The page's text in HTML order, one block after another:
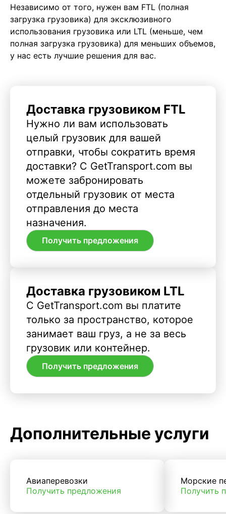
Независимо от того, нужен вам FTL (полная
загрузка грузовика) для эксклюзивного
использования грузовика или LTL (меньше, чем
полная загрузка грузовика) для меньших объемов,
у нас есть лучшие решения для вас.
Доставка грузовиком FTL
Нужно ли вам использовать
целый грузовик для вашей
отправки, чтобы сократить время
доставки? С GetTransport.com вы
можете забронировать
отдельный грузовик от места
отправления до места
назначения.
Получить предложения
Доставка грузовиком LTL
С GetTransport.com вы платите
только за пространство, которое
занимает ваш груз, а не за весь
грузовик или контейнер.
Получить предложения
Дополнительные услуги
Авиаперевозки
Получить предложения
Морские
Получить